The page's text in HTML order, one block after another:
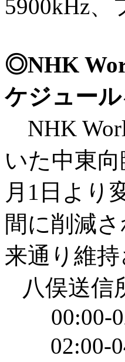
5900kHz、
◎NHK
ケジュー
NHK
いた中東
月1日より
間に削減
来通り維
八俣送信
00:00-
02:00-